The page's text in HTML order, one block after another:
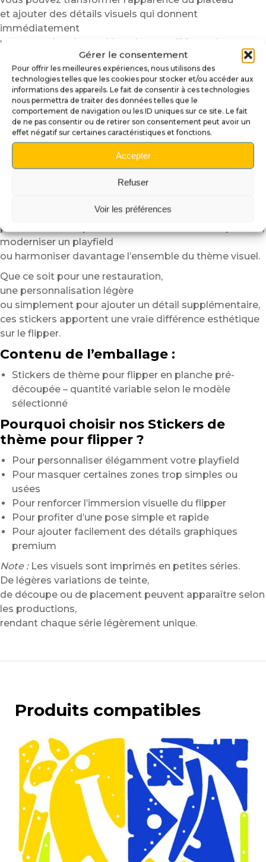
Gérer le consentement
Pour offrir les meilleures expériences, nous utilisons des
technologies telles que les cookies pour stocker et/ou accéder aux
informations des appareils. Le fait de consentir à ces technologies
nous permettra de traiter des données telles que le
comportement de navigation ou les ID uniques sur ce site. Le fait
de ne pas consentir ou de retirer son consentement peut avoir un
effet négatif sur certaines caractéristiques et fonctions.
Accepter
Refuser
Voir les préférences
et ajouter des détails visuels qui donnent
immédiatement
une sensation de machine plus travaillée et plus
Oui,
parfois un simple sticker placé au bon endroit
peut donner l’impression d’avoir installé un mod
beaucoup plus complexe.
Une excellente solution pour
personnaliser votre machine
LesStickers de thème pour flipper
permettent de personnaliser facilement votre machine
Ils constituent une solution idéale
pour améliorer rapidement certaines zones du plateau,
moderniser un playfield
ou harmoniser davantage l’ensemble du thème visuel.
Que ce soit pour une restauration,
une personnalisation légère
ou simplement pour ajouter un détail supplémentaire,
ces stickers apportent une vraie différence esthétique
sur le flipper.
Contenu de l’emballage :
Stickers de thème pour flipper en planche pré-
découpée – quantité variable selon le modèle
sélectionné
Pourquoi choisir nos Stickers de
thème pour flipper ?
Pour personnaliser élégamment votre playfield
Pour masquer certaines zones trop simples ou
usées
Pour renforcer l’immersion visuelle du flipper
Pour profiter d’une pose simple et rapide
Pour ajouter facilement des détails graphiques
premium
Note :Les visuels sont imprimés en petites séries.
De légères variations de teinte,
de découpe ou de placement peuvent apparaître selon
les productions,
rendant chaque série légèrement unique.
Produits compatibles